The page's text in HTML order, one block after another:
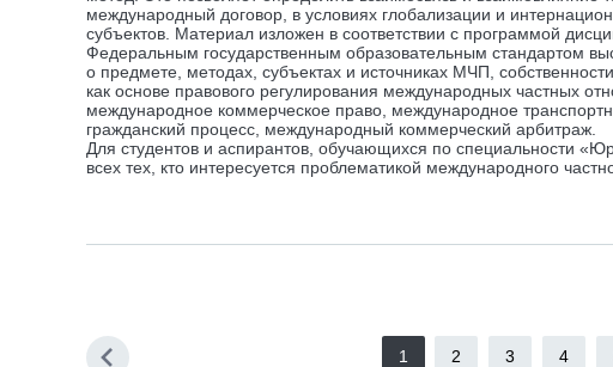
международный договор, в условиях глобализации и
субъектов. Материал изложен в соответствии с программой
Федеральным государственным образовательным стандартом
о предмете, методах, субъектах и источниках МЧП,
как основе правового регулирования международных частных
международное коммерческое право, международное
гражданский процесс, международный коммерческий арбитраж.
Для студентов и аспирантов, обучающихся по специальности
всех тех, кто интересуется проблематикой международного
1 2 3 4